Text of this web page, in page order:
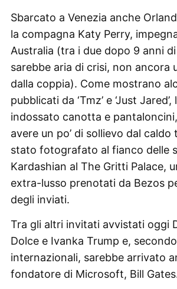
Sbarcato a Venezia anche
la compagna Katy Perry,
Australia (tra i due dopo 9 anni
sarebbe aria di crisi, non ancora
dalla coppia). Come mostrano
pubblicati da ‘Tmz’ e ‘Just Jared’,
indossato canotta e
avere un po’ di sollievo dal
stato fotografato al fianco delle
Kardashian al The Gritti Palace,
extra-lusso prenotati da Bezos
degli inviati.
Tra gli altri invitati avvistati oggi
Dolce e Ivanka Trump e,
internazionali, sarebbe arrivato
fondatore di Microsoft, Bill